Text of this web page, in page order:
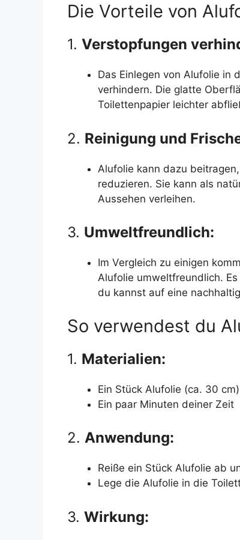
Die Vorteile von
1. Verstopfungen
Das Einlegen von Alufolie in
verhindern. Die glatte
Toilettenpapier leichter
2. Reinigung und
Alufolie kann dazu
reduzieren. Sie kann als
Aussehen verleihen.
3. Umweltfreundlich:
Im Vergleich zu einigen
Alufolie umweltfreundlich.
du kannst auf eine
So verwendest du
1. Materialien:
Ein Stück Alufolie (ca. 30 cm)
Ein paar Minuten deiner Zeit
2. Anwendung:
Reiße ein Stück Alufolie ab
Lege die Alufolie in die
3. Wirkung: